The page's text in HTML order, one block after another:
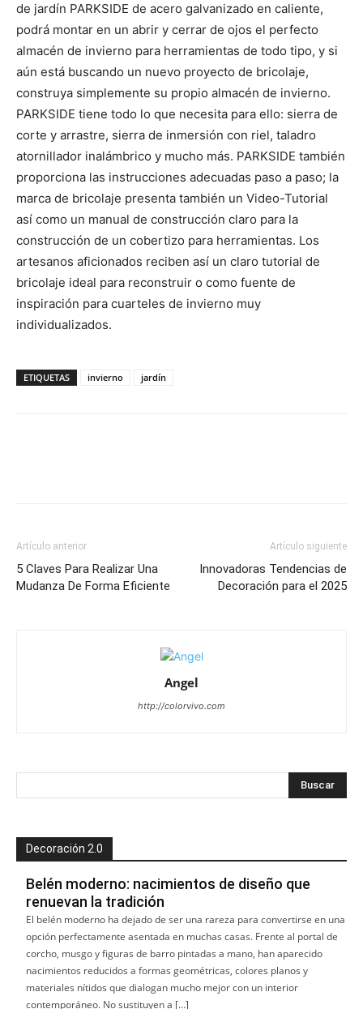
de jardín PARKSIDE de acero galvanizado en caliente,
podrá montar en un abrir y cerrar de ojos el perfecto
almacén de invierno para herramientas de todo tipo, y si
aún está buscando un nuevo proyecto de bricolaje,
construya simplemente su propio almacén de invierno.
PARKSIDE tiene todo lo que necesita para ello: sierra de
corte y arrastre, sierra de inmersión con riel, taladro
atornillador inalámbrico y mucho más. PARKSIDE también
proporciona las instrucciones adecuadas paso a paso; la
marca de bricolaje presenta también un Video-Tutorial
así como un manual de construcción claro para la
construcción de un cobertizo para herramientas. Los
artesanos aficionados reciben así un claro tutorial de
bricolaje ideal para reconstruir o como fuente de
inspiración para cuarteles de invierno muy
individualizados.
ETIQUETAS invierno jardín
Artículo anterior
5 Claves Para Realizar Una
Mudanza De Forma Eficiente
Artículo siguiente
Innovadoras Tendencias de
Decoración para el 2025
Angel
http://colorvivo.com
Decoración 2.0
Belén moderno: nacimientos de diseño que
renuevan la tradición
El belén moderno ha dejado de ser una rareza para convertirse en una
opción perfectamente asentada en muchas casas. Frente al portal de
corcho, musgo y figuras de barro pintadas a mano, han aparecido
nacimientos reducidos a formas geométricas, colores planos y
materiales nítidos que dialogan mucho mejor con un interior
contemporáneo. No sustituyen a […]